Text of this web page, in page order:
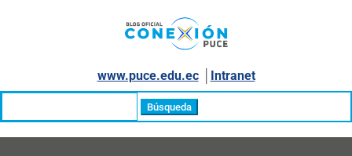
www.puce.edu.ec│ Intranet